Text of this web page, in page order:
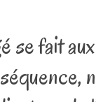
se fait